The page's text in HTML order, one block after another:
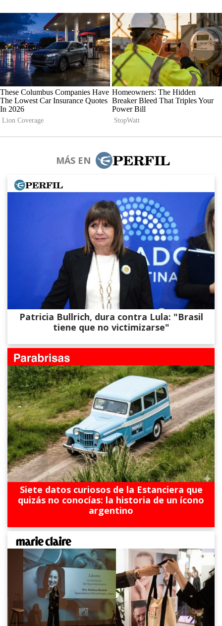
MÁS EN
Patricia Bullrich, dura contra Lula: "Brasil
tiene que no victimizarse"
Siete datos curiosos de la Estanciera que
quizás no conocías: la historia de un ícono
argentino